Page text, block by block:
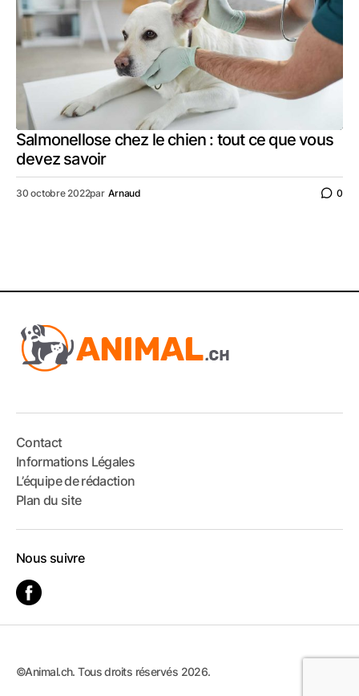
Salmonellose chez le chien : tout ce que vous
devez savoir
30 octobre 2022par Arnaud 0
Contact
Informations Légales
L’équipe de rédaction
Plan du site
Nous suivre
©Animal.ch. Tous droits réservés 2026.